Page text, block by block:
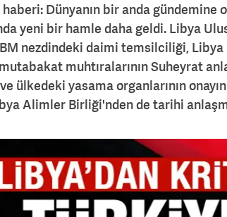
Dünyanın bir anda gündemine
yeni bir hamle daha geldi. Libya
nezdindeki daimi temsilciliği, Libya
muhtıralarının Suheyrat
ve ülkedeki yasama organlarının
Alimler Birliği'nden de tarihi